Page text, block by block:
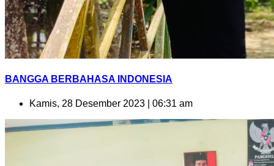
BANGGA BERBAHASA INDONESIA
Kamis, 28 Desember 2023 | 06:31 am